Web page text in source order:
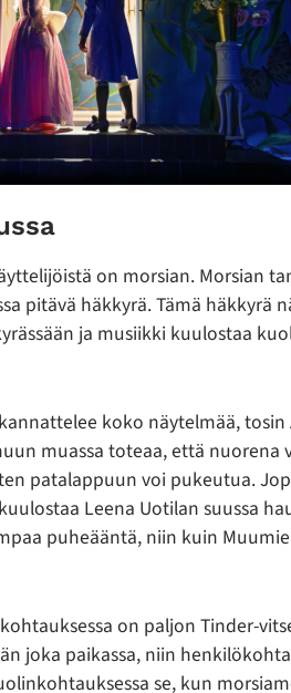
on morsian. Morsian
pitävä häkkyrä. Tämä häkkyrä
ja musiikki kuulostaa
koko näytelmää,
muassa toteaa, että nuorena
patalappuun voi pukeutua.
Leena Uotilan suussa
puheääntä, niin kuin
on paljon Tinder-
joka paikassa, niin
se, kun